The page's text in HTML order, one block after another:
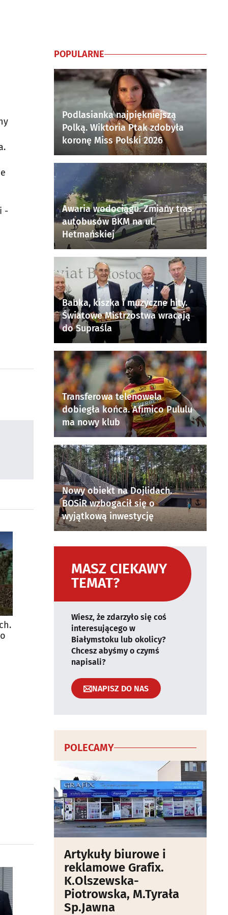
-
POPULARNE
Podlasianka najpiękniejszą
Polką. Wiktoria Ptak zdobyła
koronę Miss Polski 2026
Awaria wodociągu. Zmiany tras
autobusów BKM na ul.
Hetmańskiej
Babka, kiszka i muzyczne hity.
Światowe Mistrzostwa wracają
do Supraśla
Transferowa telenowela
dobiegła końca. Afimico Pululu
ma nowy klub
Nowy obiekt na Dojlidach.
BOSiR wzbogacił się o
wyjątkową inwestycję
MASZ CIEKAWY
TEMAT?
Wiesz, że zdarzyło się coś
interesującego w
Białymstoku lub okolicy?
Chcesz abyśmy o czymś
napisali?
NAPISZ DO NAS
POLECAMY
Artykuły biurowe i
reklamowe Grafix.
K.Olszewska-
Piotrowska, M.Tyrała
Sp.Jawna